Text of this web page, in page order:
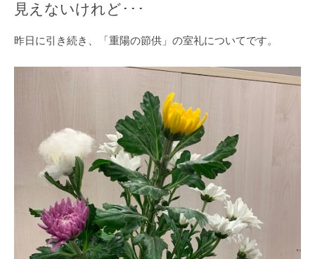
見えないけれど･･･
昨日に引き続き、「重陽の節供」の室礼についてです。